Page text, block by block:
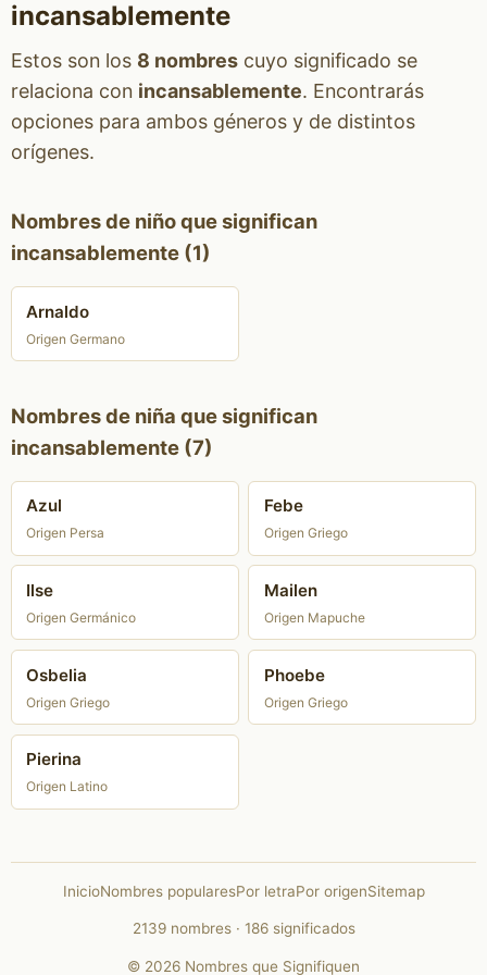
incansablemente
Estos son los 8 nombrescuyo significado se
relaciona con incansablemente. Encontrarás
opciones para ambos géneros y de distintos
orígenes.
Nombres de niño que significan
incansablemente (1)
Arnaldo
Origen Germano
Nombres de niña que significan
incansablemente (7)
Azul
Origen Persa
Febe
Origen Griego
Ilse
Origen Germánico
Mailen
Origen Mapuche
Osbelia
Origen Griego
Phoebe
Origen Griego
Pierina
Origen Latino
InicioNombres popularesPor letraPor origenSitemap
2139 nombres · 186 significados
© 2026 Nombres que Signifiquen